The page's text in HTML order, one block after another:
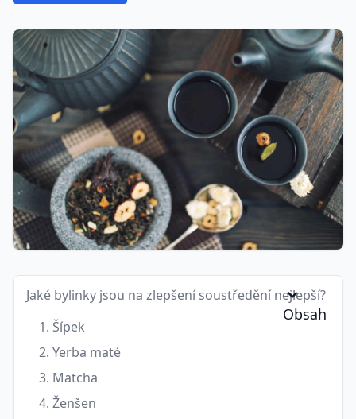
Obsah
Jaké bylinky jsou na zlepšení soustředění nejlepší?
1. Šípek
2. Yerba maté
3. Matcha
4. Ženšen